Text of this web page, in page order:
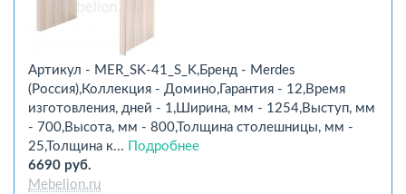
Артикул - MER_SK-41_S_K,Бренд - Merdes
(Россия),Коллекция - Домино,Гарантия - 12,Время
изготовления, дней - 1,Ширина, мм - 1254,Выступ, мм
- 700,Высота, мм - 800,Толщина столешницы, мм -
25,Толщина к...
Подробнее
6690 руб.
Mebelion.ru